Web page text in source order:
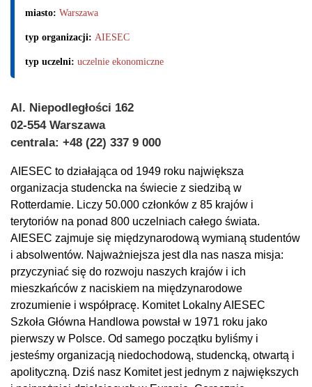
miasto: Warszawa
typ organizacji: AIESEC
typ uczelni: uczelnie ekonomiczne
Al. Niepodległości 162
02-554 Warszawa
centrala: +48 (22) 337 9 000
AIESEC to działająca od 1949 roku największa
organizacja studencka na świecie z siedzibą w
Rotterdamie. Liczy 50.000 członków z 85 krajów i
terytoriów na ponad 800 uczelniach całego świata.
AIESEC zajmuje się międzynarodową wymianą studentów
i absolwentów. Najważniejsza jest dla nas nasza misja:
przyczyniać się do rozwoju naszych krajów i ich
mieszkańców z naciskiem na międzynarodowe
zrozumienie i współpracę. Komitet Lokalny AIESEC
Szkoła Główna Handlowa powstał w 1971 roku jako
pierwszy w Polsce. Od samego początku byliśmy i
jesteśmy organizacją niedochodową, studencką, otwartą i
apolityczną. Dziś nasz Komitet jest jednym z największych